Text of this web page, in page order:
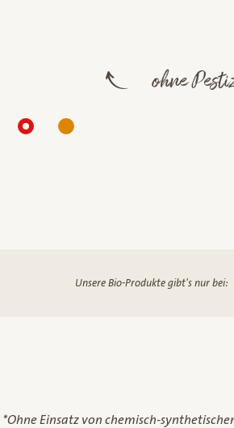
ohne
Unsere Bio-Produkte gibt's nur bei:
*Ohne Einsatz von chemisch-